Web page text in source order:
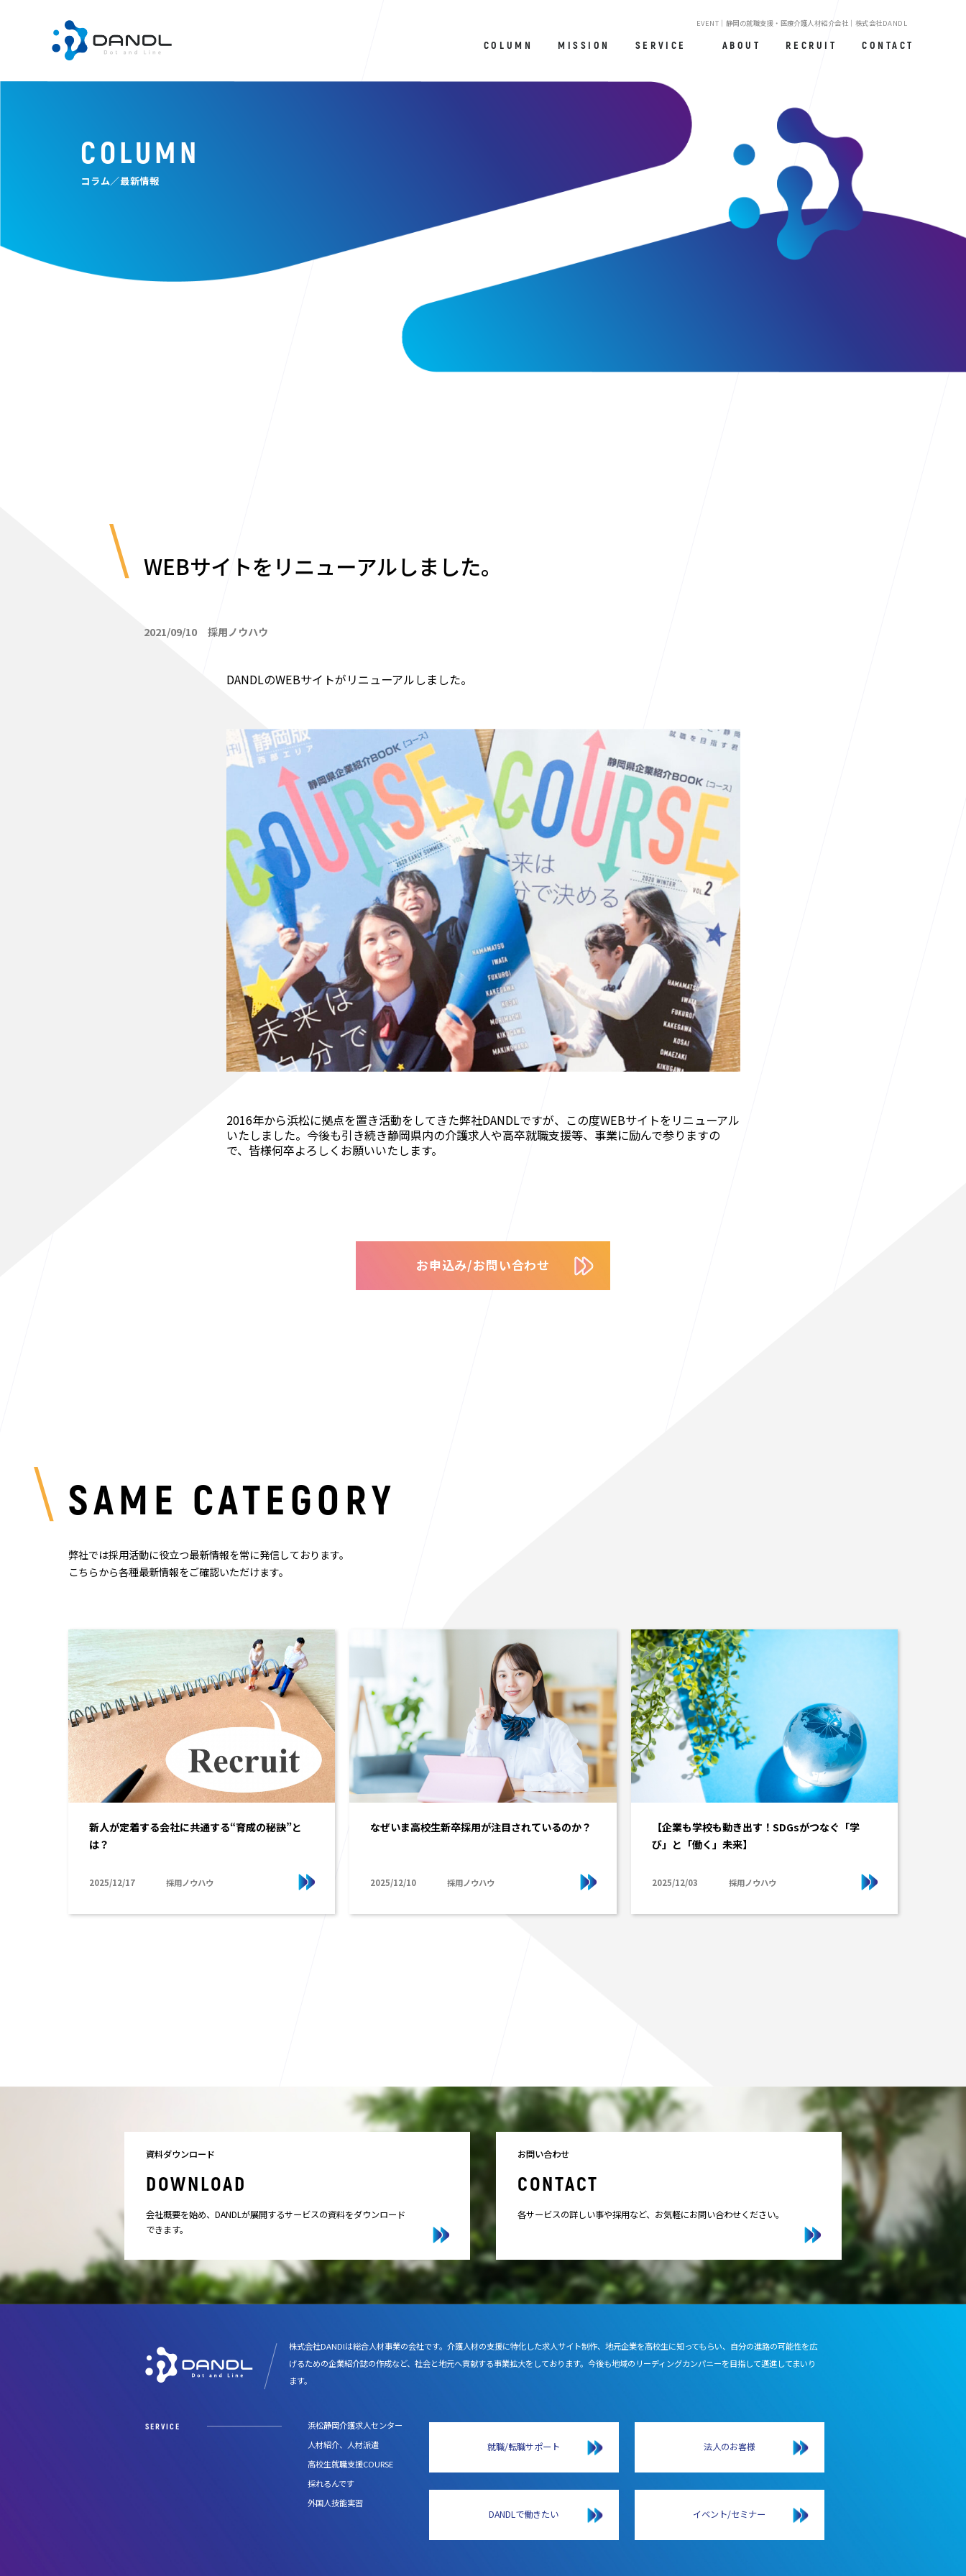
COLUMN MISSION SERVICE ABOUT RECRUIT CONTACT
EVENT｜静岡の就職支援・医療介護人材紹介会社｜株式会社DANDL
COLUMN
コラム／最新情報
WEBサイトをリニューアルしました。
2021/09/10 採用ノウハウ
DANDLのWEBサイトがリニューアルしました。
2016年から浜松に拠点を置き活動をしてきた弊社DANDLですが、この度WEBサイトをリニューアル
いたしました。今後も引き続き静岡県内の介護求人や高卒就職支援等、事業に励んで参りますの
で、皆様何卒よろしくお願いいたします。
お申込み/お問い合わせ
SAME CATEGORY
弊社では採用活動に役立つ最新情報を常に発信しております。
こちらから各種最新情報をご確認いただけます。
新人が定着する会社に共通する“育成の秘訣”と
は？
2025/12/17 採用ノウハウ
なぜいま高校生新卒採用が注目されているのか？
2025/12/10 採用ノウハウ
【企業も学校も動き出す！SDGsがつなぐ「学
び」と「働く」未来】
2025/12/03 採用ノウハウ
資料ダウンロード
DOWNLOAD
会社概要を始め、DANDLが展開するサービスの資料をダウンロード
できます。
お問い合わせ
CONTACT
各サービスの詳しい事や採用など、お気軽にお問い合わせください。
株式会社DANDlは総合人材事業の会社です。介護人材の支援に特化した求人サイト制作、地元企業を高校生に知ってもらい、自分の進路の可能性を広
げるための企業紹介誌の作成など、社会と地元へ貢献する事業拡大をしております。今後も地域のリーディングカンパニーを目指して邁進してまいり
ます。
SERVICE
浜松静岡介護求人センター
人材紹介、人材派遣
高校生就職支援COURSE
採れるんです
外国人技能実習
就職/転職サポート 法人のお客様
DANDLで働きたい イベント/セミナー